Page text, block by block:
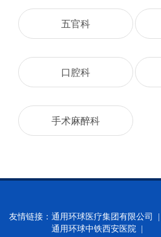
五官科
口腔科
手术麻醉科
友情链接： 通用环球医疗集团有限公司 |
通用环球中铁西安医院 |